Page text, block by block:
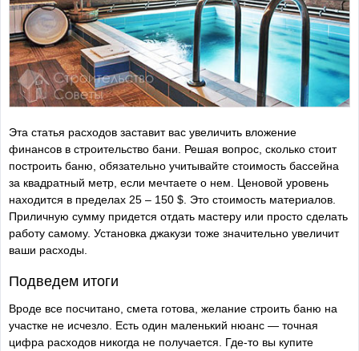
Эта статья расходов заставит вас увеличить вложение
финансов в строительство бани. Решая вопрос, сколько стоит
построить баню, обязательно учитывайте стоимость бассейна
за квадратный метр, если мечтаете о нем. Ценовой уровень
находится в пределах 25 – 150 $. Это стоимость материалов.
Приличную сумму придется отдать мастеру или просто сделать
работу самому. Установка джакузи тоже значительно увеличит
ваши расходы.
Подведем итоги
Вроде все посчитано, смета готова, желание строить баню на
участке не исчезло. Есть один маленький нюанс — точная
цифра расходов никогда не получается. Где-то вы купите